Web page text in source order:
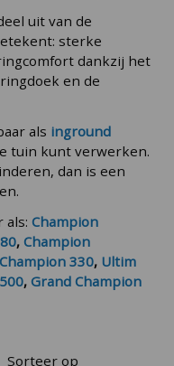
uit van de
sterke
dankzij het
en de
als inground
tuin kunt verwerken.
dan is een
als: Champion
, Champion
330, Ultim
, Grand Champion
Sorteer op